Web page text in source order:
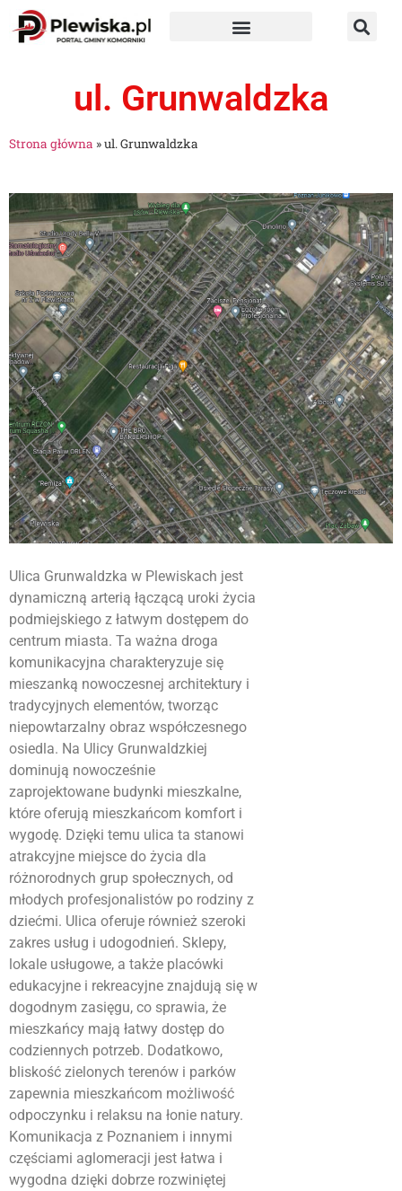
ul. Grunwaldzka
Strona główna »ul. Grunwaldzka
Ulica Grunwaldzka w Plewiskach jest
dynamiczną arterią łączącą uroki życia
podmiejskiego z łatwym dostępem do
centrum miasta. Ta ważna droga
komunikacyjna charakteryzuje się
mieszanką nowoczesnej architektury i
tradycyjnych elementów, tworząc
niepowtarzalny obraz współczesnego
osiedla. Na Ulicy Grunwaldzkiej
dominują nowocześnie
zaprojektowane budynki mieszkalne,
które oferują mieszkańcom komfort i
wygodę. Dzięki temu ulica ta stanowi
atrakcyjne miejsce do życia dla
różnorodnych grup społecznych, od
młodych profesjonalistów po rodziny z
dziećmi. Ulica oferuje również szeroki
zakres usług i udogodnień. Sklepy,
lokale usługowe, a także placówki
edukacyjne i rekreacyjne znajdują się w
dogodnym zasięgu, co sprawia, że
mieszkańcy mają łatwy dostęp do
codziennych potrzeb. Dodatkowo,
bliskość zielonych terenów i parków
zapewnia mieszkańcom możliwość
odpoczynku i relaksu na łonie natury.
Komunikacja z Poznaniem i innymi
częściami aglomeracji jest łatwa i
wygodna dzięki dobrze rozwiniętej